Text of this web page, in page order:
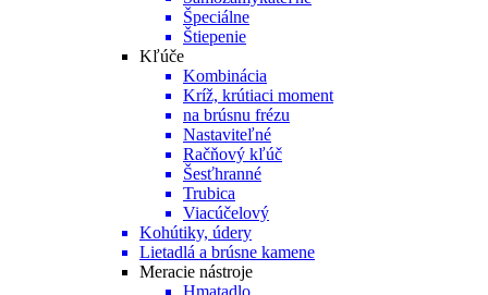
Špeciálne
Štiepenie
Kľúče
Kombinácia
Kríž, krútiaci moment
na brúsnu frézu
Nastaviteľné
Račňový kľúč
Šesťhranné
Trubica
Viacúčelový
Kohútiky, údery
Lietadlá a brúsne kamene
Meracie nástroje
Hmatadlo